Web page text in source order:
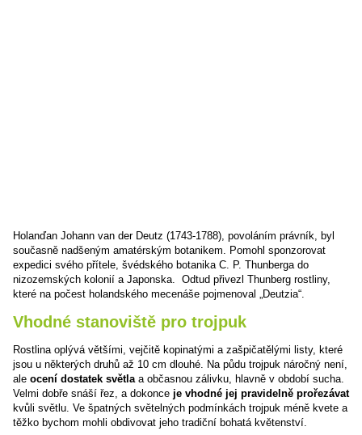
Holanďan Johann van der Deutz (1743-1788), povoláním právník, byl
současně nadšeným amatérským botanikem. Pomohl sponzorovat
expedici svého přítele, švédského botanika C. P. Thunberga do
nizozemských kolonií a Japonska. Odtud přivezl Thunberg rostliny,
které na počest holandského mecenáše pojmenoval „Deutzia“.
Vhodné stanoviště pro trojpuk
Rostlina oplývá většími, vejčitě kopinatými a zašpičatělými listy, které
jsou u některých druhů až 10 cm dlouhé. Na půdu trojpuk náročný není,
ale ocení dostatek světla a občasnou zálivku, hlavně v období sucha.
Velmi dobře snáší řez, a dokonce je vhodné jej pravidelně prořezávat
kvůli světlu. Ve špatných světelných podmínkách trojpuk méně kvete a
těžko bychom mohli obdivovat jeho tradiční bohatá květenství.